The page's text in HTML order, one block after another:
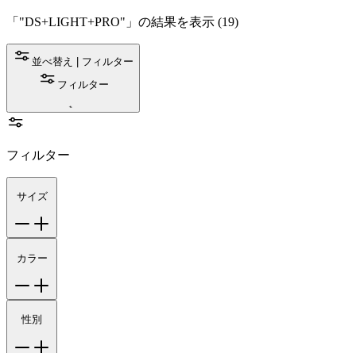
「"DS+LIGHT+PRO"」の結果を表示 (19)
並べ替え | フィルター
フィルター
フィルター
サイズ
カラー
性別